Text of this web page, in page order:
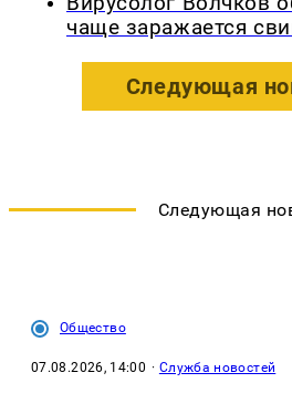
чаще заражается
Следующая
Следующая
Общество
07.08.2026, 14:00 · Служба новостей